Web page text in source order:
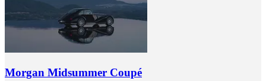
Morgan Midsummer Coupé